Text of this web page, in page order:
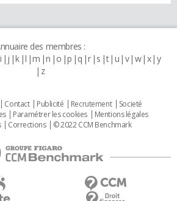
des membres :
i j k l m n o p q r s t u v w x y
z
Contact Publicité Recrutement
Societé
Paramétrer les cookies
Mentions légales
Corrections © 2022 CCM Benchmark